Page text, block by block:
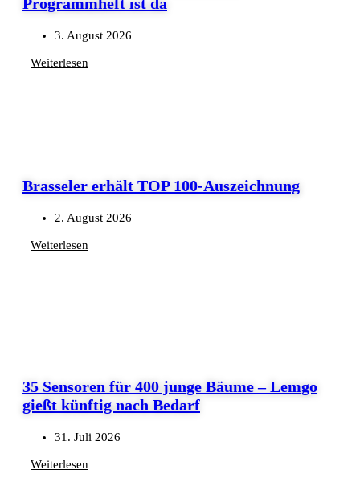
3. August 2026
Weiterlesen
Brasseler erhält TOP 100-Auszeichnung
2. August 2026
Weiterlesen
35 Sensoren für 400 junge Bäume – Lemgo
gießt künftig nach Bedarf
31. Juli 2026
Weiterlesen